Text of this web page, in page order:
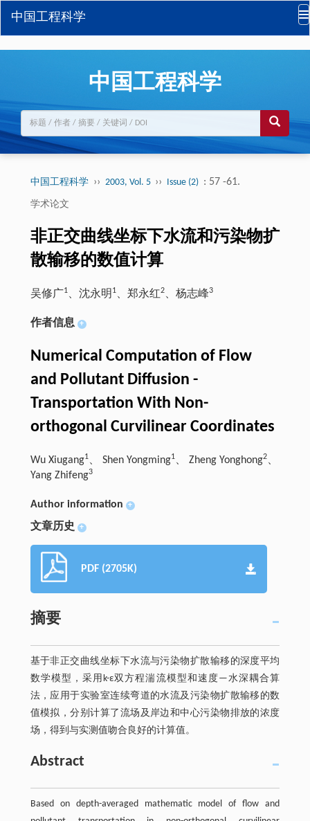
中国工程科学
中国工程科学
中国工程科学 ›› 2003, Vol. 5 ›› Issue (2) : 57 -61.
学术论文
非正交曲线坐标下水流和污染物扩
散输移的数值计算
吴修广1、沈永明 1、郑永红2、杨志峰3
作者信息 +
Numerical Computation of Flow
and Pollutant Diffusion -
Transportation With Non-
orthogonal Curvilinear Coordinates
Wu Xiugang1、 Shen Yongming1、 Zheng Yonghong2、
Yang Zhifeng3
Author information +
文章历史 +
PDF (2705K)
摘要
基于非正交曲线坐标下水流与污染物扩散输移的深度平均
数学模型，采用k-ε双方程湍流模型和速度—水深耦合算
法，应用于实验室连续弯道的水流及污染物扩散输移的数
值模拟，分别计算了流场及岸边和中心污染物排放的浓度
场，得到与实测值吻合良好的计算值。
Abstract
Based on depth-averaged mathematic model of flow and